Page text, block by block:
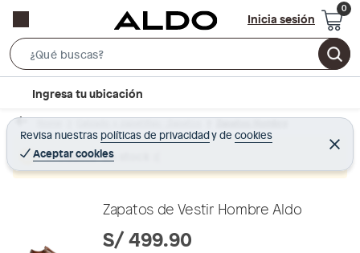
Inicia sesión
e
r
c
B
r
c
t
Ingresa tu ubicación
Revisa nuestras políticas de privacidadyde cookies
Aceptar cookies
C
e
r
Home Calzado y zapatillas - Zapatos Zapatos Hombre
Producto sin stock :(
Zapatos de Vestir Hombre Aldo
S/ 499.90